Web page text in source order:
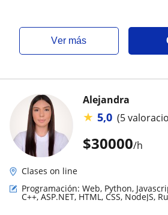
ver más
$30000/h
Alejandra
★ 5,0 (5
Clases on line
Programación: Web, Python,
C++, ASP.NET, HTML, CSS, NodeJS,